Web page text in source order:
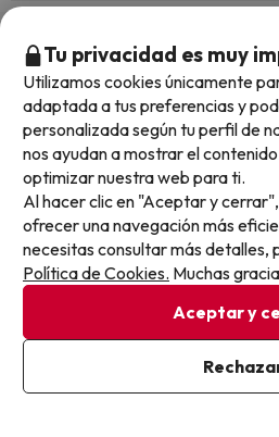
Sí, Globales Montemar tiene bar.
Otros chollos en hoteles
Tu privacidad es muy
Utilizamos cookies únicamente
adaptada a tus preferencias y
personalizada según tu perfil de
nos ayudan a mostrar el
optimizar nuestra web para ti.
Al hacer clic en "Aceptar y
ofrecer una navegación más
necesitas consultar más detalles,
Política de Cookies. Muchas
Aceptar y